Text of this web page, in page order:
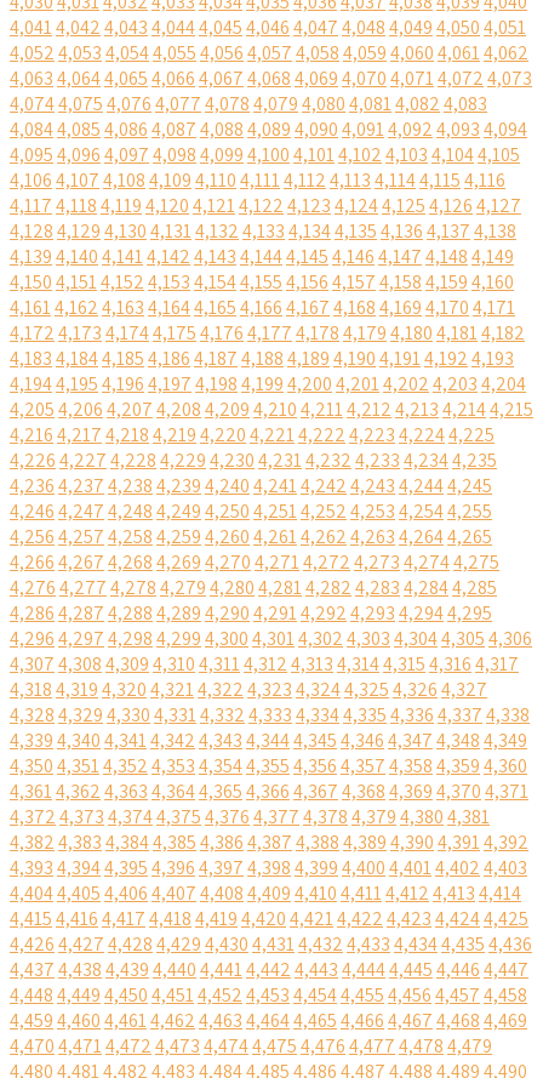
4,0414,0424,0434,0444,0454,0464,0474,0484,0494,0504,051
4,0524,0534,0544,0554,0564,0574,0584,0594,0604,0614,062
4,0634,0644,0654,0664,0674,0684,0694,0704,0714,0724,073
4,0744,0754,0764,0774,0784,0794,0804,0814,0824,083
4,0844,0854,0864,0874,0884,0894,0904,0914,0924,0934,094
4,0954,0964,0974,0984,0994,1004,1014,1024,1034,1044,105
4,1064,1074,1084,1094,1104,1114,1124,1134,1144,1154,116
4,1174,1184,1194,1204,1214,1224,1234,1244,1254,1264,127
4,1284,1294,1304,1314,1324,1334,1344,1354,1364,1374,138
4,1394,1404,1414,1424,1434,1444,1454,1464,1474,1484,149
4,1504,1514,1524,1534,1544,1554,1564,1574,1584,1594,160
4,1614,1624,1634,1644,1654,1664,1674,1684,1694,1704,171
4,1724,1734,1744,1754,1764,1774,1784,1794,1804,1814,182
4,1834,1844,1854,1864,1874,1884,1894,1904,1914,1924,193
4,1944,1954,1964,1974,1984,1994,2004,2014,2024,2034,204
4,2054,2064,2074,2084,2094,2104,2114,2124,2134,2144,215
4,2164,2174,2184,2194,2204,2214,2224,2234,2244,225
4,2264,2274,2284,2294,2304,2314,2324,2334,2344,235
4,2364,2374,2384,2394,2404,2414,2424,2434,2444,245
4,2464,2474,2484,2494,2504,2514,2524,2534,2544,255
4,2564,2574,2584,2594,2604,2614,2624,2634,2644,265
4,2664,2674,2684,2694,2704,2714,2724,2734,2744,275
4,2764,2774,2784,2794,2804,2814,2824,2834,2844,285
4,2864,2874,2884,2894,2904,2914,2924,2934,2944,295
4,2964,2974,2984,2994,3004,3014,3024,3034,3044,3054,306
4,3074,3084,3094,3104,3114,3124,3134,3144,3154,3164,317
4,3184,3194,3204,3214,3224,3234,3244,3254,3264,327
4,3284,3294,3304,3314,3324,3334,3344,3354,3364,3374,338
4,3394,3404,3414,3424,3434,3444,3454,3464,3474,3484,349
4,3504,3514,3524,3534,3544,3554,3564,3574,3584,3594,360
4,3614,3624,3634,3644,3654,3664,3674,3684,3694,3704,371
4,3724,3734,3744,3754,3764,3774,3784,3794,3804,381
4,3824,3834,3844,3854,3864,3874,3884,3894,3904,3914,392
4,3934,3944,3954,3964,3974,3984,3994,4004,4014,4024,403
4,4044,4054,4064,4074,4084,4094,4104,4114,4124,4134,414
4,4154,4164,4174,4184,4194,4204,4214,4224,4234,4244,425
4,4264,4274,4284,4294,4304,4314,4324,4334,4344,4354,436
4,4374,4384,4394,4404,4414,4424,4434,4444,4454,4464,447
4,4484,4494,4504,4514,4524,4534,4544,4554,4564,4574,458
4,4594,4604,4614,4624,4634,4644,4654,4664,4674,4684,469
4,4704,4714,4724,4734,4744,4754,4764,4774,4784,479
4,4804,4814,4824,4834,4844,4854,4864,4874,4884,4894,490